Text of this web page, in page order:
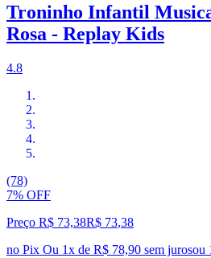
Troninho Infantil
Rosa - Replay Kids
4.8
(78)
7% OFF
Preço R$ 73,38R$ 73,38
no Pix Ou 1x de R$ 78,90 sem jurosou